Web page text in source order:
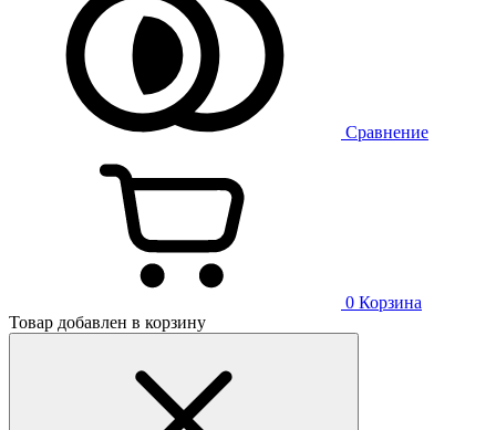
Сравнение
0 Корзина
Товар добавлен в корзину